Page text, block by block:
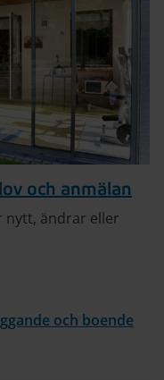
och anmälan
nytt, ändrar eller
och boende